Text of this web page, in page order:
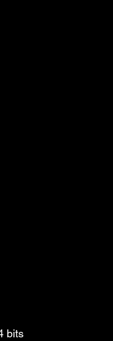
bits